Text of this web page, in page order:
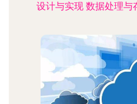
设计与实现 数据处理